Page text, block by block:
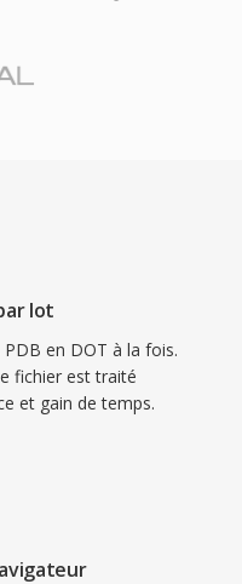
lot
en DOT à la fois.
fichier est traité
et gain de temps.